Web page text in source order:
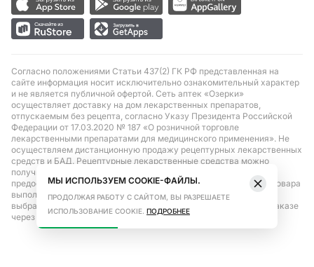
Согласно положениями Статьи 437(2) ГК РФ представленная на
сайте информация носит исключительно ознакомительный характер
и не является публичной офертой. Сеть аптек «Озерки»
осуществляет доставку на дом лекарственных препаратов,
отпускаемым без рецепта, согласно Указу Президента Российской
Федерации от 17.03.2020 № 187 «О розничной торговле
лекарственными препаратами для медицинского применения». Не
осуществляем дистанционную продажу рецептурных лекарственных
средств и БАД. Рецептурные лекарственные средства можно
получить только при помощи самовывоза в аптеке при
предоставлении рецепта, выписанного врачом. Бронирование товара
выполняется при условиях последующего выкупа заказа в
выбранном аптечном пункте. Цена действительна только при заказе
через сайт.
МЫ ИСПОЛЬЗУЕМ COOKIE-ФАЙЛЫ.
ПРОДОЛЖАЯ РАБОТУ С САЙТОМ, ВЫ РАЗРЕШАЕТЕ
ИСПОЛЬЗОВАНИЕ COOKIE. ПОДРОБНЕЕ